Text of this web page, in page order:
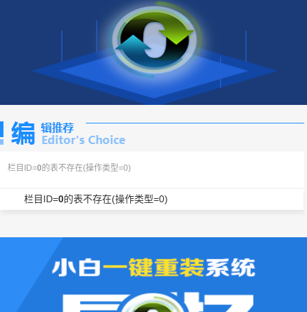
栏目ID=0 的表不存在(操作类型=0)
栏目ID=0的表不存在(操作类型=0)